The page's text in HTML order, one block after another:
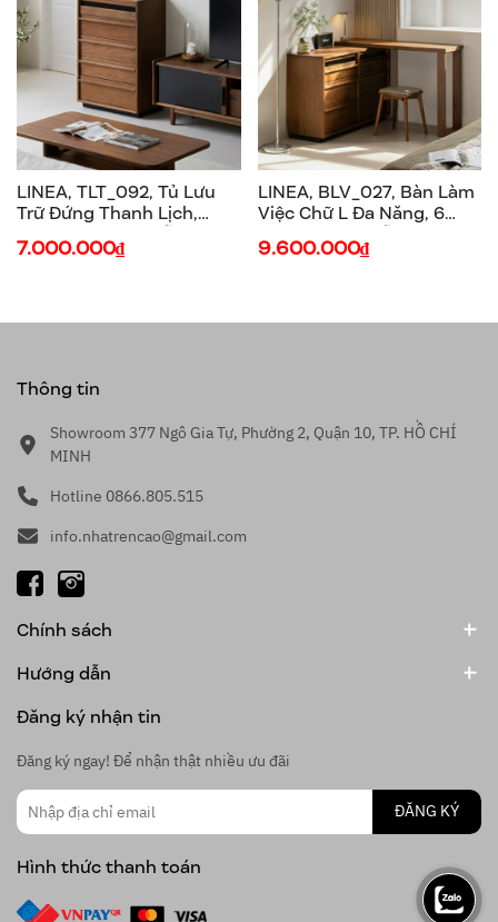
LINEA, TLT_092, Tủ Lưu
Trữ Đứng Thanh Lịch,
Plywood Phủ Veneer, Nội
7.000.000₫
LINEA, BLV_027, Bàn Làm
Việc Chữ L Đa Năng, 6
Phủ Veneer, Nội Thất Nhà
9.600.000₫
Thông tin
Showroom 377 Ngô Gia Tự, Phường 2, Quận 10, TP. HỒ CHÍ
MINH
Hotline 0866.805.515
info.nhatrencao@gmail.com
Chính sách
Hướng dẫn
Đăng ký nhận tin
Đăng ký ngay! Để nhận thật nhiều ưu đãi
ĐĂNG KÝ
Hình thức thanh toán